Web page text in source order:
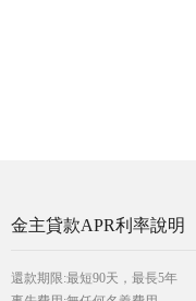
金主貸款APR利率說明
還款期限:最短90天，最長5年